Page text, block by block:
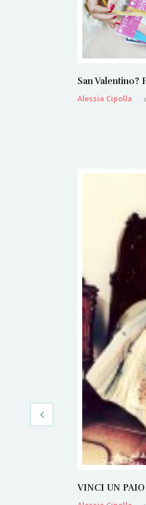
San Valentino?
Alessia Cipolla
VINCI UN